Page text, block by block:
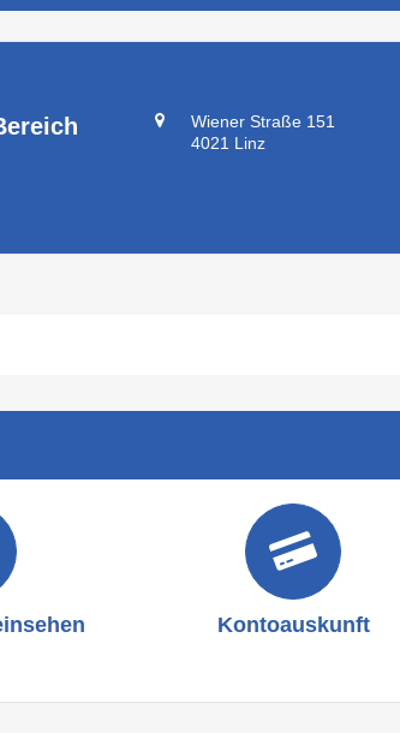
Wiener Straße 151
4021 Linz
Kontoauskunft